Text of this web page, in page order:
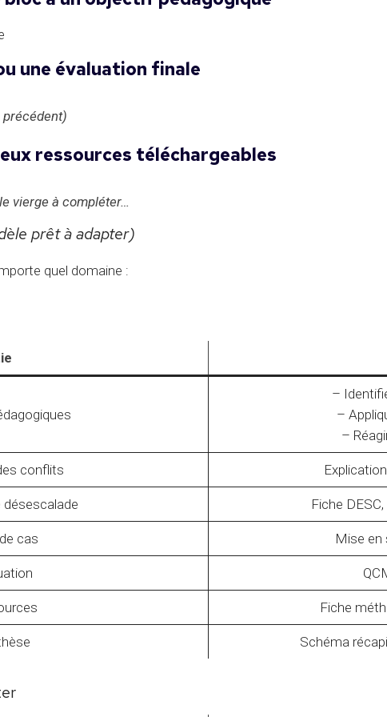
une évaluation finale
ressources téléchargeables
vierge à compléter…
prêt à adapter)
quel domaine :
–
–
–
conflits
Fiche
cas Mise
Fiche
Schéma